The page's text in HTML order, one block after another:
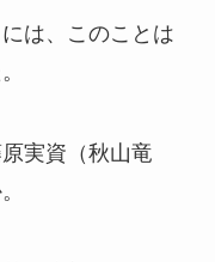
は、このことは
実資（秋山竜